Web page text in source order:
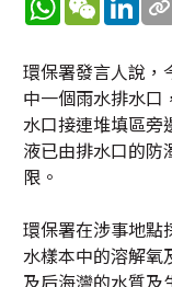
環保署發言人說，
中一個雨水排水口
水口接連堆填區旁
液已由排水口的防
限。
環保署在涉事地點
水樣本中的溶解氧
及后海灣的水質及